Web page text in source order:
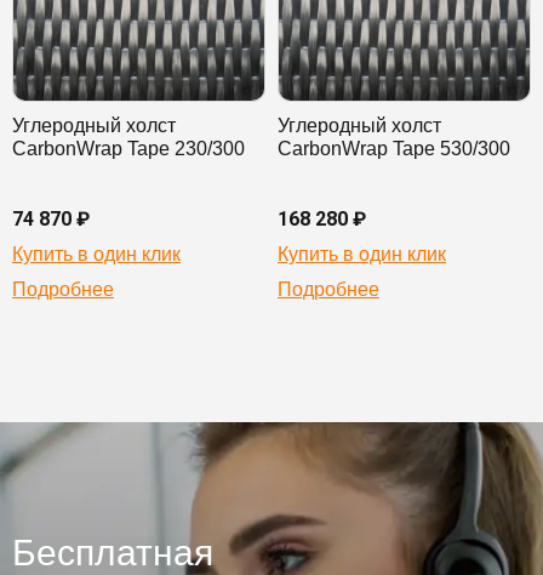
Углеродный холст
CarbonWrap Tape 230/300
74 870 ₽
Купить в один клик
Подробнее
Углеродный холст
CarbonWrap Tape 530/300
168 280 ₽
Купить в один клик
Подробнее
Бесплатная